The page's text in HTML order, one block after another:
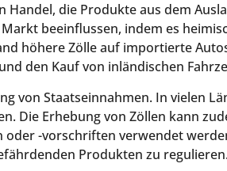
die Produkte aus dem
beeinflussen, indem es
höhere Zölle auf importierte
den Kauf von inländischen
von Staatseinnahmen. In vielen
Die Erhebung von Zöllen kann
oder -vorschriften verwendet
Produkten zu regulieren.